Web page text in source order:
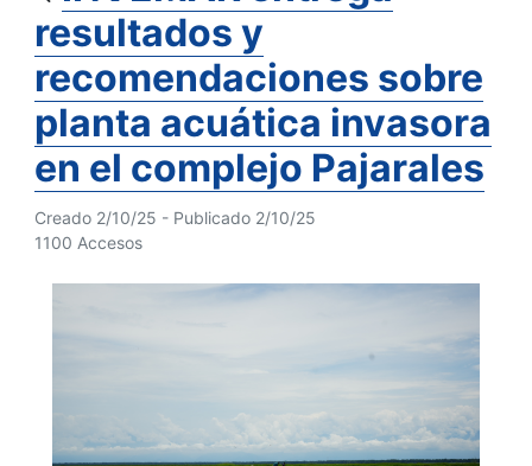
resultados y
recomendaciones sobre
planta acuática invasora
en el complejo Pajarales
Creado 2/10/25 - Publicado 2/10/25
1100 Accesos